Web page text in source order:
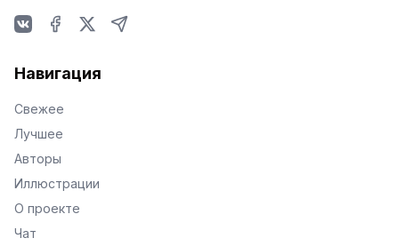
Навигация
Свежее
Лучшее
Авторы
Иллюстрации
О проекте
Чат